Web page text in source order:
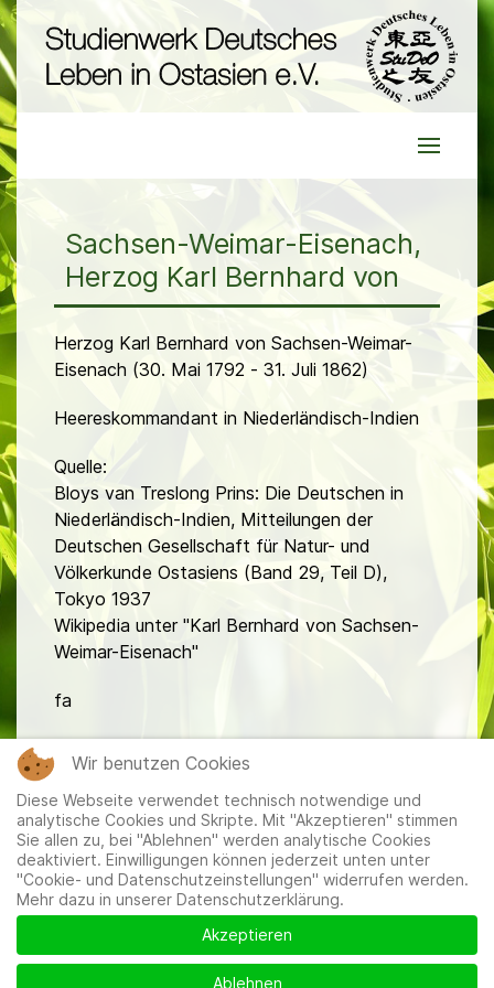
Sachsen-Weimar-Eisenach,
Herzog Karl Bernhard von
Herzog Karl Bernhard von Sachsen-Weimar-
Eisenach (30. Mai 1792 - 31. Juli 1862)
Heereskommandant in Niederländisch-Indien
Quelle:
Bloys van Treslong Prins: Die Deutschen in
Niederländisch-Indien, Mitteilungen der
Deutschen Gesellschaft für Natur- und
Völkerkunde Ostasiens (Band 29, Teil D),
Tokyo 1937
Wikipedia unter "Karl Bernhard von Sachsen-
Weimar-Eisenach"
fa
Mitglieder|Impressum|Datenschutzerklärung|Cookie-
und Datenschutzeinstellungen
Wir benutzen Cookies
Diese Webseite verwendet technisch notwendige und
analytische Cookies und Skripte. Mit "Akzeptieren" stimmen
Sie allen zu, bei "Ablehnen" werden analytische Cookies
deaktiviert. Einwilligungen können jederzeit unten unter
"Cookie- und Datenschutzeinstellungen" widerrufen werden.
Mehr dazu in unserer Datenschutzerklärung.
Akzeptieren
Ablehnen